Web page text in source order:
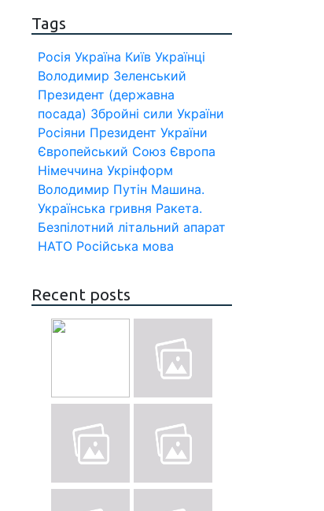
Tags
Росія Україна Київ Українці
Володимир Зеленський
Президент (державна
посада) Збройні сили України
Росіяни Президент України
Європейський Союз Європа
Німеччина Укрінформ
Володимир Путін Машина.
Українська гривня Ракета.
Безпілотний літальний апарат
НАТО Російська мова
Recent posts